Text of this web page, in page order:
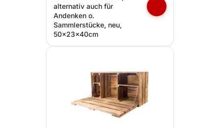
alternativ auch für
Andenken o.
Sammlerstücke, neu,
50x23x40cm